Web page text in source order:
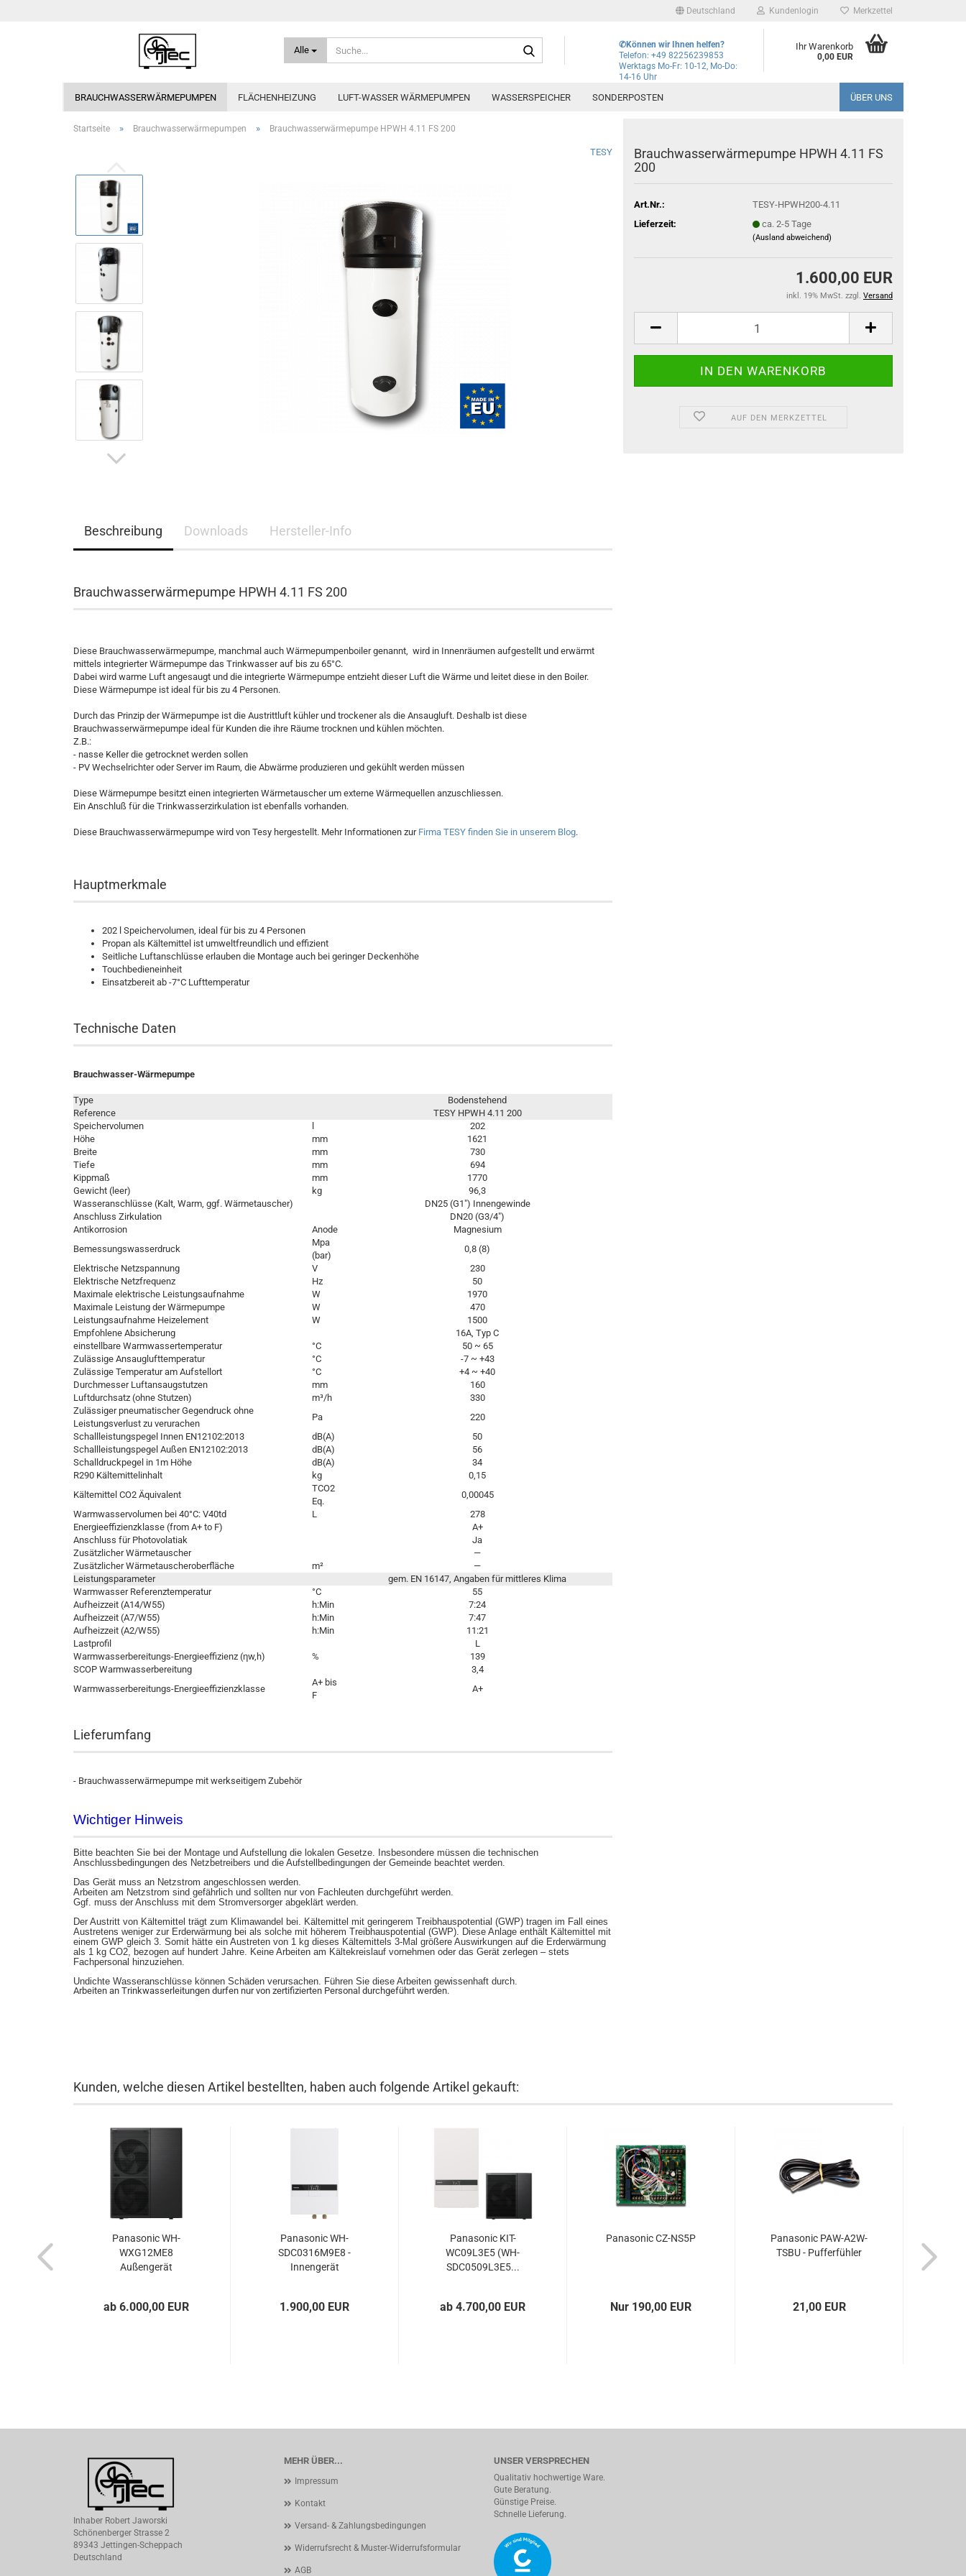
Deutschland
Lieferland
Kundenlogin
Konto erstellen
Passwort vergessen?
Schnelle Anmeldung mit
Merkzettel
Alle
✆Können wir Ihnen helfen?
Telefon: +49 82256239853
Werktags Mo-Fr: 10-12, Mo-Do:
14-16 Uhr
Ihr Warenkorb
0,00 EUR
BRAUCHWASSERWÄRMEPUMPEN FLÄCHENHEIZUNG LUFT-WASSER WÄRMEPUMPEN WASSERSPEICHER SONDERPOSTEN ÜBER UNS
Startseite » Brauchwasserwärmepumpen » Brauchwasserwärmepumpe HPWH 4.11 FS 200
TESY
Brauchwasserwärmepumpe HPWH 4.11 FS
200
Art.Nr.:
TESY-HPWH200-4.11
Lieferzeit:
ca. 2-5 Tage
(Ausland abweichend)
1.600,00 EUR
inkl. 19% MwSt. zzgl. Versand
AUF DEN MERKZETTEL
Beschreibung Downloads Hersteller-Info
Brauchwasserwärmepumpe HPWH 4.11 FS 200
Diese Brauchwasserwärmepumpe, manchmal auch Wärmepumpenboiler genannt, wird in Innenräumen aufgestellt und erwärmt
mittels integrierter Wärmepumpe das Trinkwasser auf bis zu 65°C.
Dabei wird warme Luft angesaugt und die integrierte Wärmepumpe entzieht dieser Luft die Wärme und leitet diese in den Boiler.
Diese Wärmepumpe ist ideal für bis zu 4 Personen.
Durch das Prinzip der Wärmepumpe ist die Austrittluft kühler und trockener als die Ansaugluft. Deshalb ist diese
Brauchwasserwärmepumpe ideal für Kunden die ihre Räume trocknen und kühlen möchten.
Z.B.:
- nasse Keller die getrocknet werden sollen
- PV Wechselrichter oder Server im Raum, die Abwärme produzieren und gekühlt werden müssen
Diese Wärmepumpe besitzt einen integrierten Wärmetauscher um externe Wärmequellen anzuschliessen.
Ein Anschluß für die Trinkwasserzirkulation ist ebenfalls vorhanden.
Diese Brauchwasserwärmepumpe wird von Tesy hergestellt. Mehr Informationen zur Firma TESY finden Sie in unserem Blog.
Hauptmerkmale
202 l Speichervolumen, ideal für bis zu 4 Personen
Propan als Kältemittel ist umweltfreundlich und effizient
Seitliche Luftanschlüsse erlauben die Montage auch bei geringer Deckenhöhe
Touchbedieneinheit
Einsatzbereit ab -7°C Lufttemperatur
Technische Daten
Brauchwasser-Wärmepumpe
Type
Bodenstehend
Reference
TESY HPWH 4.11 200
Speichervolumen
202
Höhe
mm
1621
Breite
mm
730
Tiefe
mm
694
Kippmaß
mm
1770
Gewicht (leer)
kg
96,3
Wasseranschlüsse (Kalt, Warm, ggf. Wärmetauscher)
DN25 (G1") Innengewinde
Anschluss Zirkulation
DN20 (G3/4")
Antikorrosion
Anode
Magnesium
Bemessungswasserdruck
Mpa
(bar)
0,8 (8)
Elektrische Netzspannung
V
230
Elektrische Netzfrequenz
Hz
50
Maximale elektrische Leistungsaufnahme
W
1970
Maximale Leistung der Wärmepumpe
W
470
Leistungsaufnahme Heizelement
W
1500
Empfohlene Absicherung
16A, Typ C
einstellbare Warmwassertemperatur
°C
50 ~ 65
Zulässige Ansauglufttemperatur
°C
-7 ~ +43
Zulässige Temperatur am Aufstellort
°C
+4 ~ +40
Durchmesser Luftansaugstutzen
mm
160
Luftdurchsatz (ohne Stutzen)
m³/h
330
Zulässiger pneumatischer Gegendruck ohne
Leistungsverlust zu verurachen
Pa
220
Schallleistungspegel Innen EN12102:2013
dB(A)
50
Schallleistungspegel Außen EN12102:2013
dB(A)
56
Schalldruckpegel in 1m Höhe
dB(A)
34
R290 Kältemittelinhalt
kg
0,15
Kältemittel CO2 Äquivalent
TCO2
Eq.
0,00045
Warmwasservolumen bei 40°C: V40td
L
278
Energieeffizienzklasse (from A+ to F)
A+
Anschluss für Photovolatiak
Ja
Zusätzlicher Wärmetauscher
—
Zusätzlicher Wärmetauscheroberfläche
m²
—
Leistungsparameter
gem. EN 16147, Angaben für mittleres Klima
Warmwasser Referenztemperatur
°C
55
Aufheizzeit (A14/W55)
h:Min
7:24
Aufheizzeit (A7/W55)
h:Min
7:47
Aufheizzeit (A2/W55)
h:Min
11:21
Lastprofil
L
Warmwasserbereitungs-Energieeffizienz (ηw,h)
%
139
SCOP Warmwasserbereitung
3,4
Warmwasserbereitungs-Energieeffizienzklasse
A+ bis
F
A+
Lieferumfang
- Brauchwasserwärmepumpe mit werkseitigem Zubehör
Wichtiger Hinweis
Bitte beachten Sie bei der Montage und Aufstellung die lokalen Gesetze. Insbesondere müssen die technischen
Anschlussbedingungen des Netzbetreibers und die Aufstellbedingungen der Gemeinde beachtet werden.
Das Gerät muss an Netzstrom angeschlossen werden.
Arbeiten am Netzstrom sind gefährlich und sollten nur von Fachleuten durchgeführt werden.
Ggf. muss der Anschluss mit dem Stromversorger abgeklärt werden.
Der Austritt von Kältemittel trägt zum Klimawandel bei. Kältemittel mit geringerem Treibhauspotential (GWP) tragen im Fall eines
Austretens weniger zur Erderwärmung bei als solche mit höherem Treibhauspotential (GWP). Diese Anlage enthält Kältemittel mit
einem GWP gleich 3. Somit hätte ein Austreten von 1 kg dieses Kältemittels 3-Mal größere Auswirkungen auf die Erderwärmung
als 1 kg CO2, bezogen auf hundert Jahre. Keine Arbeiten am Kältekreislauf vornehmen oder das Gerät zerlegen – stets
Fachpersonal hinzuziehen.
Undichte Wasseranschlüsse können Schäden verursachen. Führen Sie diese Arbeiten gewissenhaft durch.
Arbeiten an Trinkwasserleitungen durfen nur von zertifizierten Personal durchgeführt werden.
Kunden, welche diesen Artikel bestellten, haben auch folgende Artikel gekauft:
Panasonic WH-
WXG12ME8
Außengerät
ab 6.000,00 EUR
Panasonic WH-
SDC0316M9E8 -
Innengerät
1.900,00 EUR
Panasonic KIT-
WC09L3E5 (WH-
SDC0509L3E5...
ab 4.700,00 EUR
Panasonic CZ-NS5P
Nur 190,00 EUR
Panasonic PAW-A2W-
TSBU - Pufferfühler
21,00 EUR
MEHR ÜBER...
Impressum
Kontakt
Versand- & Zahlungsbedingungen
Widerrufsrecht & Muster-Widerrufsformular
AGB
UNSER VERSPRECHEN
Qualitativ hochwertige Ware.
Gute Beratung.
Günstige Preise.
Schnelle Lieferung.
Inhaber Robert Jaworski
Schönenberger Strasse 2
89343 Jettingen-Scheppach
Deutschland